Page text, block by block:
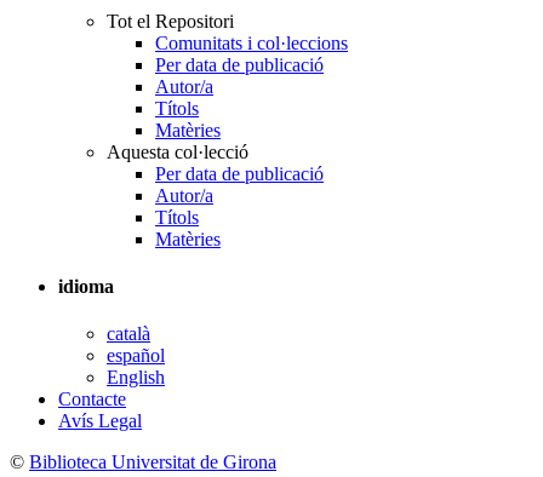
Tot el Repositori
Comunitats i col·leccions
Per data de publicació
Autor/a
Títols
Matèries
Aquesta col·lecció
Per data de publicació
Autor/a
Títols
Matèries
idioma
català
español
English
Contacte
Avís Legal
© Biblioteca Universitat de Girona